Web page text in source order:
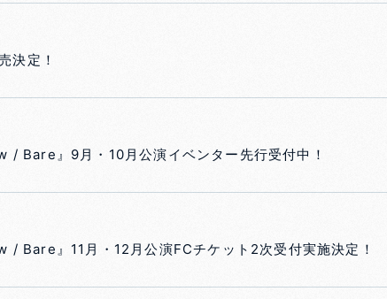
決定！
/ Bare』9月・10月公演イベンター先行受付中！
/ Bare』11月・12月公演FCチケット2次受付実施決定！